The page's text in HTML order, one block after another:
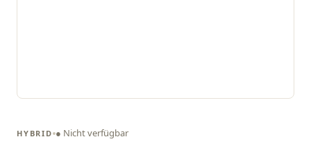
HYBRID ● Nicht verfügbar